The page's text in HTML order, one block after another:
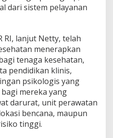
dari sistem pelayanan
RI, lanjut Netty, telah
menerapkan
tenaga kesehatan,
pendidikan klinis,
psikologis yang
mereka yang
darurat, unit perawatan
bencana, maupun
tinggi.